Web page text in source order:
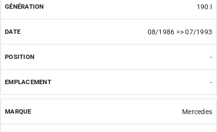
190 I
08/1986 => 07/1993
-
-
Mercedes